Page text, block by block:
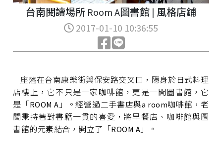
台南閱讀場所 Room A圖書館 | 風格店鋪
2017-01-10 10:36:55
座落在台南康樂街與保安路交叉口，隱身於日式料理
店樓上，它不只是一家咖啡館，更是一間圖書館，它
是「ROOM A」。經營過二手書店與a room咖啡館，老
闆秉持著對書籍一貫的喜愛，將早餐店、咖啡館與圖
書館的元素結合，開立了「ROOM A」。